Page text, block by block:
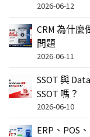
2026-06-12
CRM 為什麼
問題
2026-06-11
SSOT 與
SSOT 嗎？
2026-06-10
ERP、POS